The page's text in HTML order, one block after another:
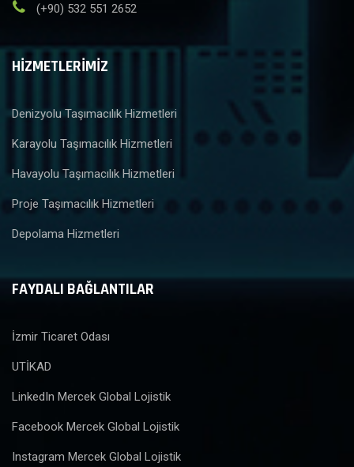
(+90) 532 551 2652
HİZMETLERİMİZ
Denizyolu Taşımacılık Hizmetleri
Karayolu Taşımacılık Hizmetleri
Havayolu Taşımacılık Hizmetleri
Proje Taşımacılık Hizmetleri
Depolama Hizmetleri
FAYDALI BAĞLANTILAR
İzmir Ticaret Odası
UTİKAD
LinkedIn Mercek Global Lojistik
Facebook Mercek Global Lojistik
Instagram Mercek Global Lojistik